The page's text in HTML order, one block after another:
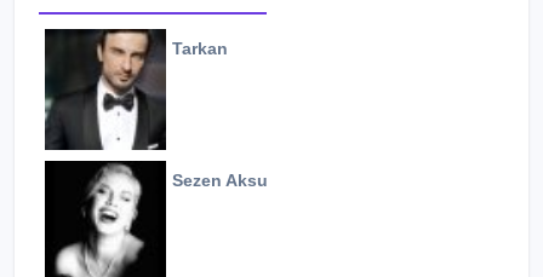
Tarkan
Sezen Aksu